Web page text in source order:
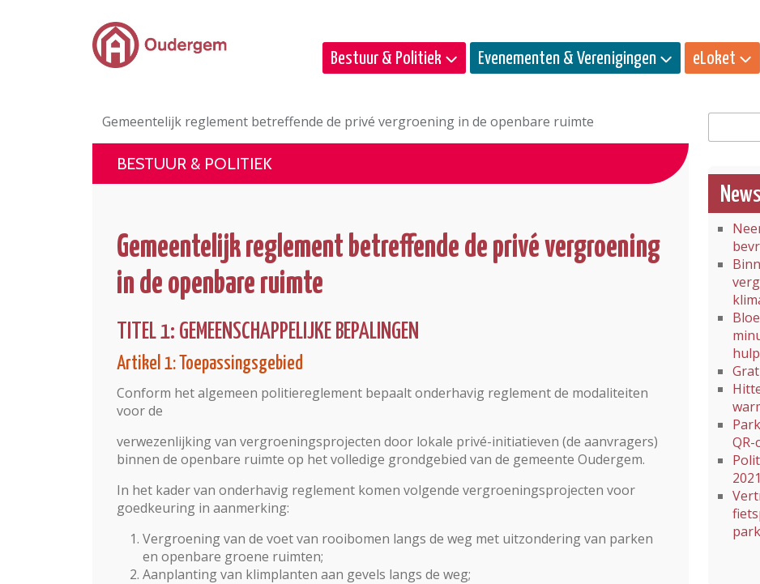
Ga naar de hoofdinhoud
Bestuur & Politiek Evenementen & Verenigingen eLoket
Gemeentelijk reglement betreffende de privé vergroening in de openbare ruimte
BESTUUR & POLITIEK
Gemeentelijk reglement betreffende de privé vergroening
in de openbare ruimte
TITEL 1: GEMEENSCHAPPELIJKE BEPALINGEN
Artikel 1: Toepassingsgebied
Conform het algemeen politiereglement bepaalt onderhavig reglement de modaliteiten
voor de
verwezenlijking van vergroeningsprojecten door lokale privé-initiatieven (de aanvragers)
binnen de openbare ruimte op het volledige grondgebied van de gemeente Oudergem.
In het kader van onderhavig reglement komen volgende vergroeningsprojecten voor
goedkeuring in aanmerking:
Vergroening van de voet van rooibomen langs de weg met uitzondering van parken
en openbare groene ruimten;
Aanplanting van klimplanten aan gevels langs de weg;
News
QR-